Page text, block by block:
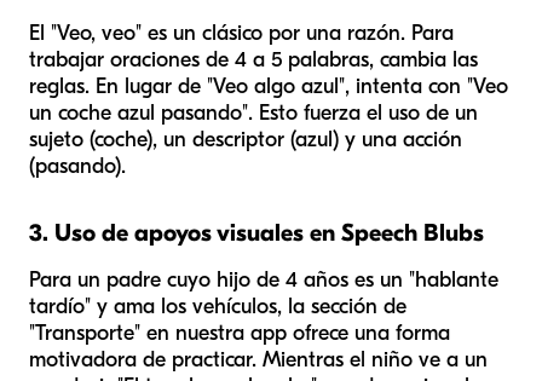
El "Veo, veo" es un clásico por una razón. Para
trabajar oraciones de 4 a 5 palabras, cambia las
reglas. En lugar de "Veo algo azul", intenta con "Veo
un coche azul pasando". Esto fuerza el uso de un
sujeto (coche), un descriptor (azul) y una acción
(pasando).
3. Uso de apoyos visuales en Speech Blubs
Para un padre cuyo hijo de 4 años es un "hablante
tardío" y ama los vehículos, la sección de
"Transporte" en nuestra app ofrece una forma
motivadora de practicar. Mientras el niño ve a un